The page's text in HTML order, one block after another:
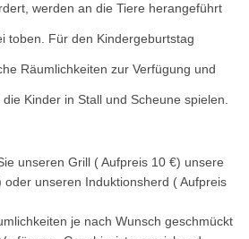
werden an die Tiere herangeführt
toben. Für den Kindergeburtstag
Räumlichkeiten zur Verfügung und
Kinder in Stall und Scheune spielen.
unseren Grill ( Aufpreis 10 €) unsere
oder unseren Induktionsherd ( Aufpreis
je nach Wunsch geschmückt